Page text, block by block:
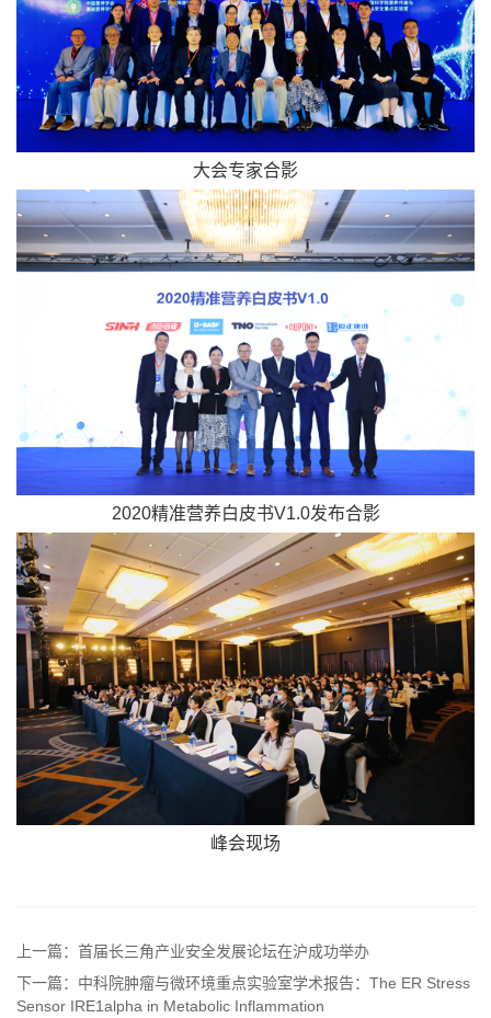
大会专家合影
2020精准营养白皮书V1.0发布合影
峰会现场
上一篇：首届长三角产业安全发展论坛在沪成功举办
下一篇：中科院肿瘤与微环境重点实验室学术报告：The ER Stress
Sensor IRE1alpha in Metabolic Inflammation